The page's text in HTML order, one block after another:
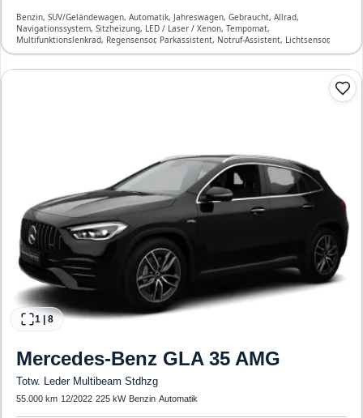
Benzin, SUV/Geländewagen, Automatik, Jahreswagen, Gebraucht, Allrad,
Navigationssystem, Sitzheizung, LED / Laser / Xenon, Tempomat,
Multifunktionslenkrad, Regensensor, Parkassistent, Notruf-Assistent, Lichtsensor,
Start/Stopp-Automatik, Bluetooth, Freisprecheinrichtung, Verkehrszeichen-
1 8
Mercedes-Benz GLA 35 AMG
Totw. Leder Multibeam Stdhzg
55.000 km· 12/2022·225 kW· Benzin·Automatik